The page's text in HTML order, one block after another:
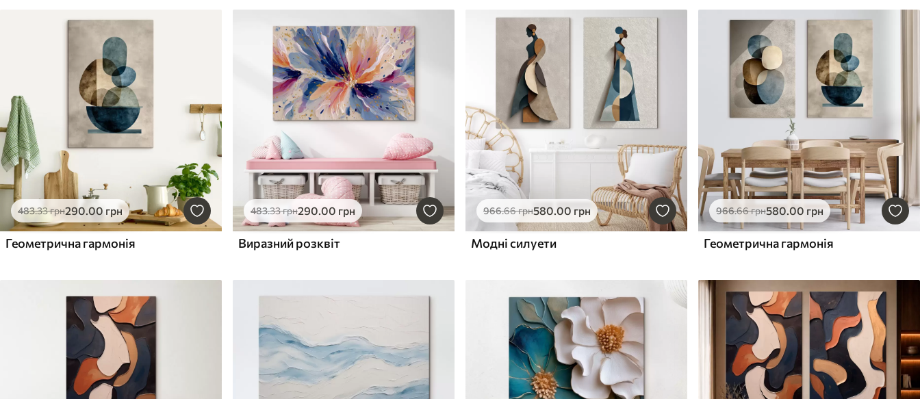
483.33грн290.00 грн
Геометрична гармонія
483.33грн290.00 грн
Виразний розквіт
966.66грн580.00 грн
Модні силуети
966.66грн580.00 грн
Геометрична гармонія